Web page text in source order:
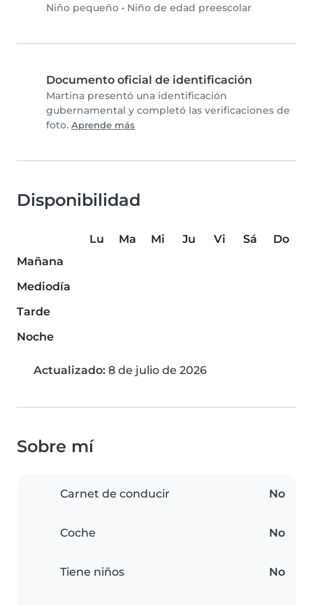
Niño pequeño • Niño de edad preescolar
Documento oficial de identificación
Martina presentó una identificación
gubernamental y completó las verificaciones de
foto. Aprende más
Disponibilidad
Lu Ma Mi Ju Vi Sá
Do
Mañana
Mediodía
Tarde
Noche
Actualizado: 8 de julio de 2026
Sobre mí
Carnet de conducir No
Coche No
Tiene niños No